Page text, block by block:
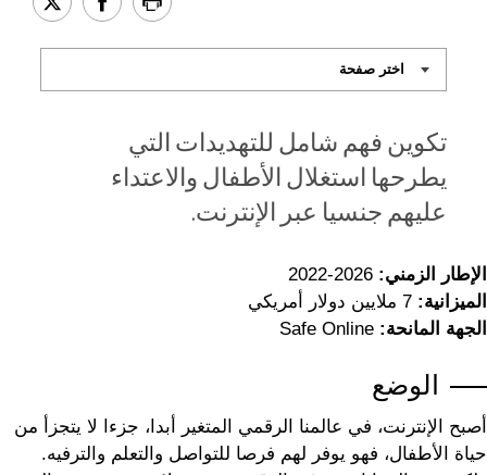
تكوين فهم شامل للتهديدات التي
يطرحها استغلال الأطفال والاعتداء
عليهم جنسيا عبر الإنترنت.
الإطار الزمني:
الميزانية:
الجهة المانحة:
الوضع
أصبح الإنترنت، في عالمنا الرقمي المتغير أبدا، جزءا لا يتجزأ من
حياة الأطفال، فهو يوفر لهم فرصا للتواصل والتعلم والترفيه.